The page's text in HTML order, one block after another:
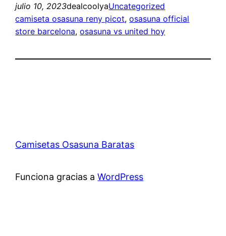
julio 10, 2023dealcoolyaUncategorized
camiseta osasuna reny picot, osasuna official
store barcelona, osasuna vs united hoy
Camisetas Osasuna Baratas
Funciona gracias aWordPress